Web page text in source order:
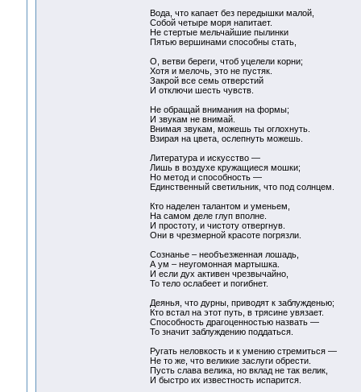
Вода, что капает без передышки малой,
Собой четыре моря напитает.
Не стертые мельчайшие пылинки
Пятью вершинами способны стать,
О, ветви береги, чтоб уцелели корни;
Хотя и мелочь, это не пустяк.
Закрой все семь отверстий
И отключи шесть чувств.
Не обращай внимания на формы;
И звукам не внимай.
Внимая звукам, можешь ты оглохнуть.
Взирая на цвета, ослепнуть можешь.
Литература и искусство —
Лишь в воздухе кружащиеся мошки;
Но метод и способность —
Единственный светильник, что под солнцем.
Кто наделен талантом и уменьем,
На самом деле глуп вполне.
И простоту, и чистоту отвергнув.
Они в чрезмерной красоте погрязли.
Сознанье – необъезженная лошадь,
А ум – неугомонная мартышка.
И если дух активен чрезвычайно,
То тело ослабеет и погибнет.
Деянья, что дурны, приводят к заблужденью;
Кто встал на этот путь, в трясине увязает.
Способность драгоценностью назвать —
То значит заблуждению поддаться.
Ругать неловкость и к умению стремиться —
Не то же, что великие заслуги обрести.
Пусть слава велика, но вклад не так велик,
И быстро их известность испарится.